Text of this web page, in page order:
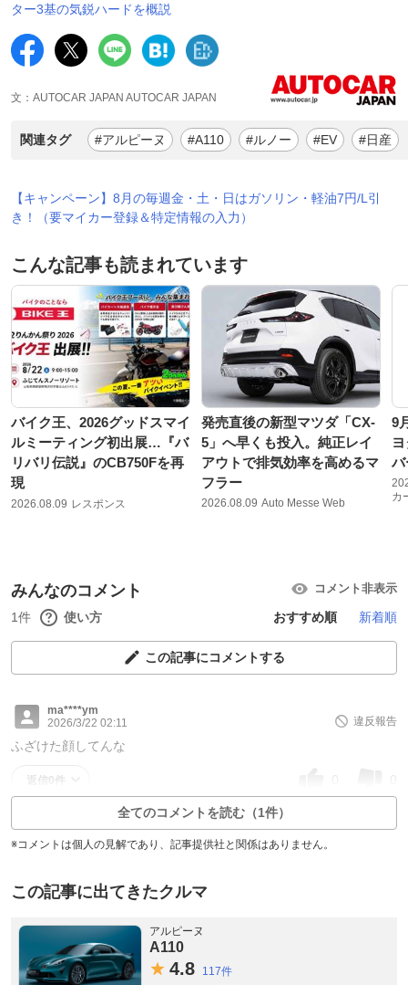
ター3基の気鋭ハードを概説
文：AUTOCAR JAPAN AUTOCAR JAPAN
関連タグ #アルピーヌ #A110 #ルノー #EV #日産
【キャンペーン】8月の毎週金・土・日はガソリン・軽油7円/L引
き！（要マイカー登録＆特定情報の入力）
こんな記事も読まれています
バイク王、2026グッドスマイ
ルミーティング初出展…『バ
リバリ伝説』のCB750Fを再
現
2026.08.09 レスポンス
発売直後の新型マツダ「CX-
5」へ早くも投入。純正レイ
アウトで排気効率を高めるマ
フラー
2026.08.09 Auto Messe Web
9
バ
カ
みんなのコメント コメント非表示
1件 使い方 おすすめ順 新着順
この記事にコメントする
ma****ym
2026/3/22 02:11
違反報告
ふざけた顔してんな
返信0件
全てのコメントを読む（1件）
※コメントは個人の見解であり、記事提供社と関係はありません。
この記事に出てきたクルマ
アルピーヌ
A110
4.8 117件